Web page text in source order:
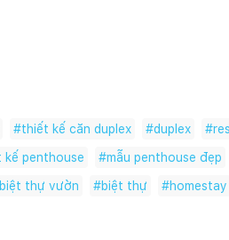
#thiết kế căn duplex #duplex #
kế penthouse #mẫu penthouse đẹp
biệt thự vườn #biệt thự #homestay